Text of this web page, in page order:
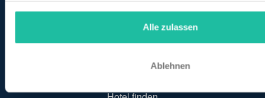
Alle zulassen
Ablehnen
SUBFOOTER MENU